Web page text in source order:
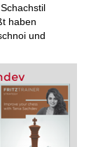
haben
und